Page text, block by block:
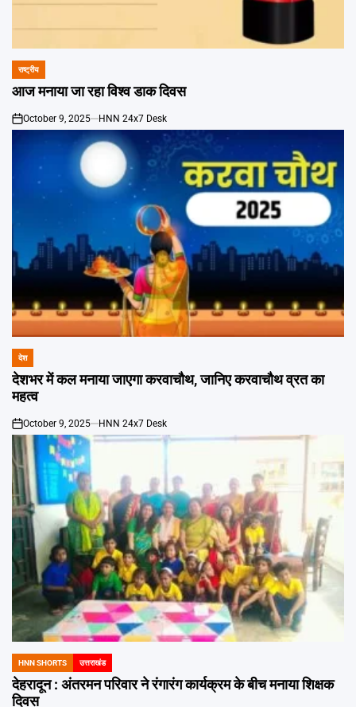
POSTED
IN
राष्ट्रीय
आज मनाया जा रहा विश्व डाक दिवस
on
October 9, 2025 HNN 24x7 Desk
POSTED
IN
देश
देशभर में कल मनाया जाएगा करवाचौथ, जानिए करवाचौथ व्रत का
महत्व
on
October 9, 2025 HNN 24x7 Desk
POSTED
IN
HNN SHORTS उत्तराखंड
देहरादून : अंतरमन परिवार ने रंगारंग कार्यक्रम के बीच मनाया शिक्षक
दिवस